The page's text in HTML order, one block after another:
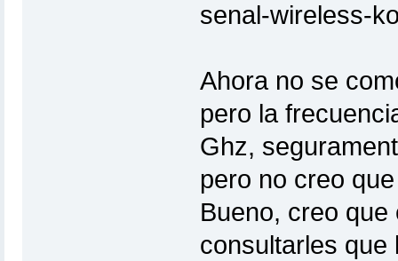
senal-wireless-
Ahora no se
pero la
Ghz,
pero no creo
Bueno, creo
consultarles que